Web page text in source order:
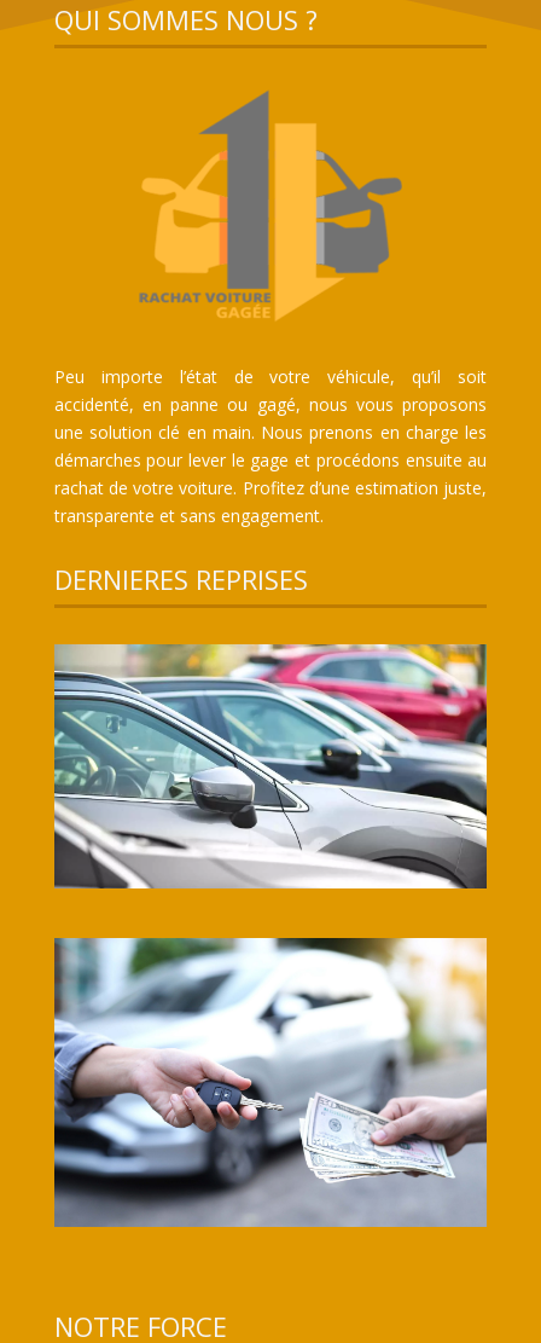
QUI SOMMES NOUS ?
Peu importe l’état de votre véhicule, qu’il soit
accidenté, en panne ou gagé, nous vous proposons
une solution clé en main. Nous prenons en charge les
démarches pour lever le gage et procédons ensuite au
rachat de votre voiture. Profitez d’une estimation juste,
transparente et sans engagement.
DERNIERES REPRISES
NOTRE FORCE